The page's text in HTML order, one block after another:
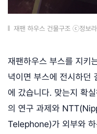
재팬 하우스 건물구조 ⓒ정보라
재팬하우스 부스를 지키
녁이면 부스에 전시하던
에 갔습니다. 맞는지 확
의 연구 과제와
Telephone)가 외부와